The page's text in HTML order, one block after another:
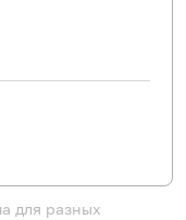
для разных